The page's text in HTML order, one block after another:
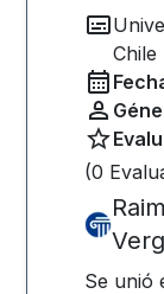
Chile
(0
Se unió